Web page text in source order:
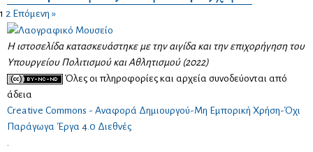
1 2 Επόμενη »
Η ιστοσελίδα κατασκευάστηκε με την αιγίδα και την επιχορήγηση του
Υπουργείου Πολιτισμού και Αθλητισμού (2022)
Όλες οι πληροφορίες και αρχεία συνοδεύονται από
άδεια
Creative Commons - Αναφορά Δημιουργού-Μη Εμπορική Χρήση-Όχι
Παράγωγα Έργα 4.0 Διεθνές